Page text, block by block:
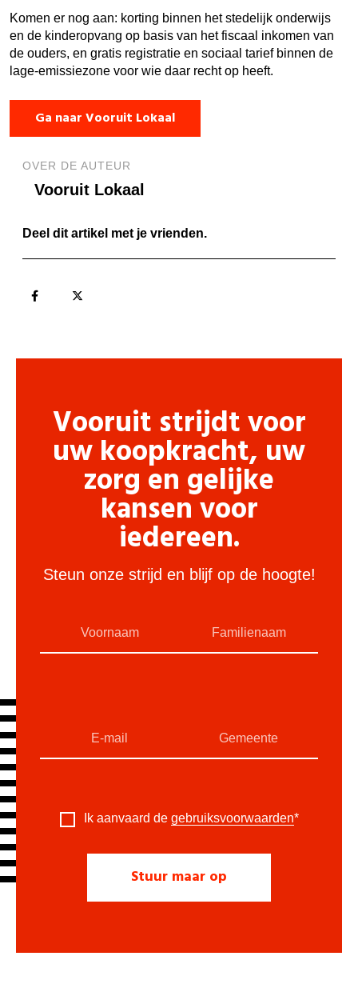
Komen er nog aan: korting binnen het stedelijk onderwijs
en de kinderopvang op basis van het fiscaal inkomen van
de ouders, en gratis registratie en sociaal tarief binnen de
lage-emissiezone voor wie daar recht op heeft.
Ga naar Vooruit Lokaal
OVER DE AUTEUR
Vooruit Lokaal
Deel dit artikel met je vrienden.
Vooruit strijdt voor
uw koopkracht, uw
zorg en gelijke
kansen voor
iedereen.
Steun onze strijd en blijf op de hoogte!
Ik aanvaard de gebruiksvoorwaarden*